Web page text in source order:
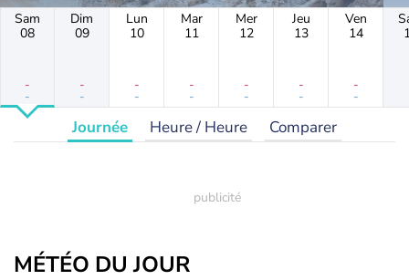
Sam
08
-
-
Dim
09
-
-
Lun
10
-
-
Mar
11
-
-
Mer
12
-
-
Jeu
13
-
-
Ven
14
-
-
Journée Heure / Heure Comparer
MÉTÉO DU JOUR